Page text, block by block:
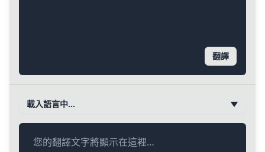
翻譯
載入語言中…
您的翻譯文字將顯示在這裡…